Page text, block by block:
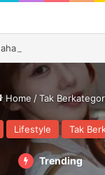
Home / Tak
Lifestyle Tak
Trending